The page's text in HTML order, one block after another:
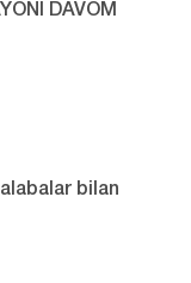
DAVOM
bilan